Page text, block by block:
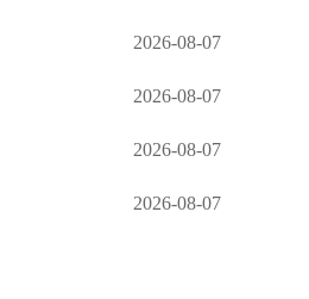
2026-08-07
2026-08-07
2026-08-07
2026-08-07